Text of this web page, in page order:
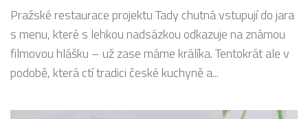
Pražské restaurace projektu Tady chutná vstupují do jara
s menu, které s lehkou nadsázkou odkazuje na známou
filmovou hlášku – už zase máme králíka. Tentokrát ale v
podobě, která ctí tradici české kuchyně a...